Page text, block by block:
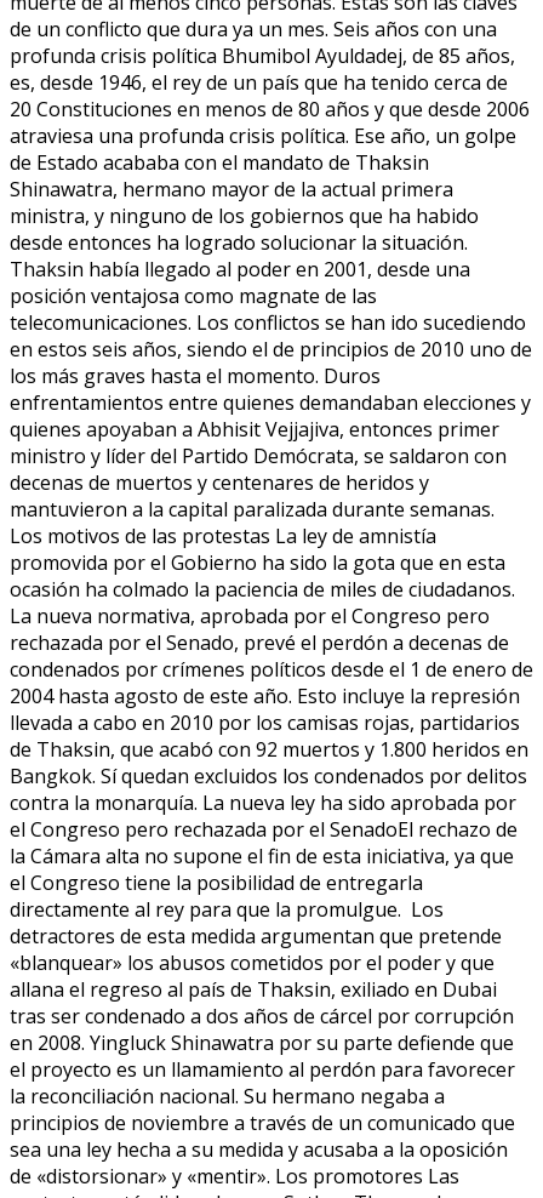
de un conflicto que dura ya un mes. Seis años con una
profunda crisis política Bhumibol Ayuldadej, de 85 años,
es, desde 1946, el rey de un país que ha tenido cerca de
20 Constituciones en menos de 80 años y que desde 2006
atraviesa una profunda crisis política. Ese año, un golpe
de Estado acababa con el mandato de Thaksin
Shinawatra, hermano mayor de la actual primera
ministra, y ninguno de los gobiernos que ha habido
desde entonces ha logrado solucionar la situación.
Thaksin había llegado al poder en 2001, desde una
posición ventajosa como magnate de las
telecomunicaciones. Los conflictos se han ido sucediendo
en estos seis años, siendo el de principios de 2010 uno de
los más graves hasta el momento. Duros
enfrentamientos entre quienes demandaban elecciones y
quienes apoyaban a Abhisit Vejjajiva, entonces primer
ministro y líder del Partido Demócrata, se saldaron con
decenas de muertos y centenares de heridos y
mantuvieron a la capital paralizada durante semanas.
Los motivos de las protestas La ley de amnistía
promovida por el Gobierno ha sido la gota que en esta
ocasión ha colmado la paciencia de miles de ciudadanos.
La nueva normativa, aprobada por el Congreso pero
rechazada por el Senado, prevé el perdón a decenas de
condenados por crímenes políticos desde el 1 de enero de
2004 hasta agosto de este año. Esto incluye la represión
llevada a cabo en 2010 por los camisas rojas, partidarios
de Thaksin, que acabó con 92 muertos y 1.800 heridos en
Bangkok. Sí quedan excluidos los condenados por delitos
contra la monarquía. La nueva ley ha sido aprobada por
el Congreso pero rechazada por el SenadoEl rechazo de
la Cámara alta no supone el fin de esta iniciativa, ya que
el Congreso tiene la posibilidad de entregarla
directamente al rey para que la promulgue. Los
detractores de esta medida argumentan que pretende
«blanquear» los abusos cometidos por el poder y que
allana el regreso al país de Thaksin, exiliado en Dubai
tras ser condenado a dos años de cárcel por corrupción
en 2008. Yingluck Shinawatra por su parte defiende que
el proyecto es un llamamiento al perdón para favorecer
la reconciliación nacional. Su hermano negaba a
principios de noviembre a través de un comunicado que
sea una ley hecha a su medida y acusaba a la oposición
de «distorsionar» y «mentir». Los promotores Las